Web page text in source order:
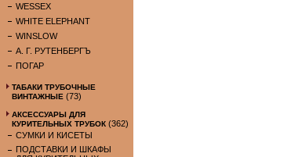
WESSEX
WHITE ELEPHANT
WINSLOW
А. Г. РУТЕНБЕРГЪ
ПОГАР
ТАБАКИ ТРУБОЧНЫЕ
ВИНТАЖНЫЕ (73)
АКСЕССУАРЫ ДЛЯ
КУРИТЕЛЬНЫХ ТРУБОК (362)
СУМКИ И КИСЕТЫ
ПОДСТАВКИ И ШКАФЫ